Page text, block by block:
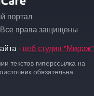
портал
права защищены
- веб-студия "Мираж"
текстов гиперссылка на
обязательна